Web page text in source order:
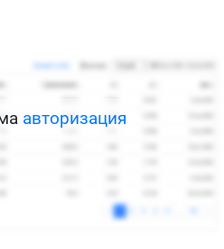
авторизация